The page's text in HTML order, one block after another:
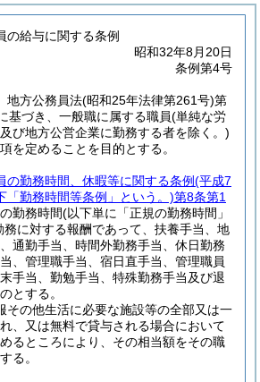
の給与に関する条例
昭和32年8月20日
条例第4号
地方公務員法(昭和25年法律第261号)第
基づき、一般職に属する職員(単純な労
び地方公営企業に勤務する者を除く。)
を定めることを目的とする。
の勤務時間、休暇等に関する条例(平成7
「勤務時間等条例」という。)第8条第1
勤務時間(以下単に「正規の勤務時間」
務に対する報酬であって、扶養手当、地
通勤手当、時間外勤務手当、休日勤務
、管理職手当、宿日直手当、管理職員
手当、勤勉手当、特殊勤務手当及び退
とする。
その他生活に必要な施設等の全部又は一
、又は無料で貸与される場合において
るところにより、その相当額をその職
る。